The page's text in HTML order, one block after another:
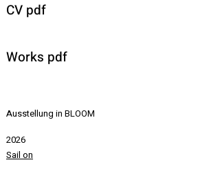
CV pdf
Works pdf
Ausstellung in BLOOM
2026
Sail on